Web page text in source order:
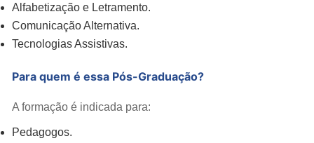
Alfabetização e Letramento.
Comunicação Alternativa.
Tecnologias Assistivas.
Para quem é essa Pós-Graduação?
A formação é indicada para:
Pedagogos.